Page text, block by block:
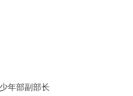
年部副部长